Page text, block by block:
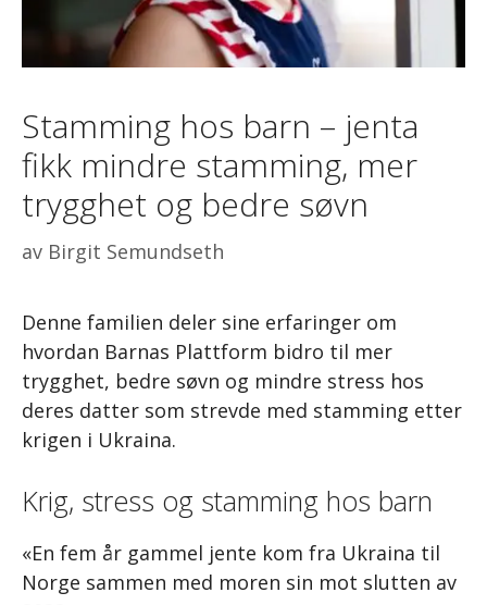
Stamming hos barn – jenta
fikk mindre stamming, mer
trygghet og bedre søvn
av Birgit Semundseth
Denne familien deler sine erfaringer om
hvordan Barnas Plattform bidro til mer
trygghet, bedre søvn og mindre stress hos
deres datter som strevde med stamming etter
krigen i Ukraina.
Krig, stress og stamming hos barn
«En fem år gammel jente kom fra Ukraina til
Norge sammen med moren sin mot slutten av